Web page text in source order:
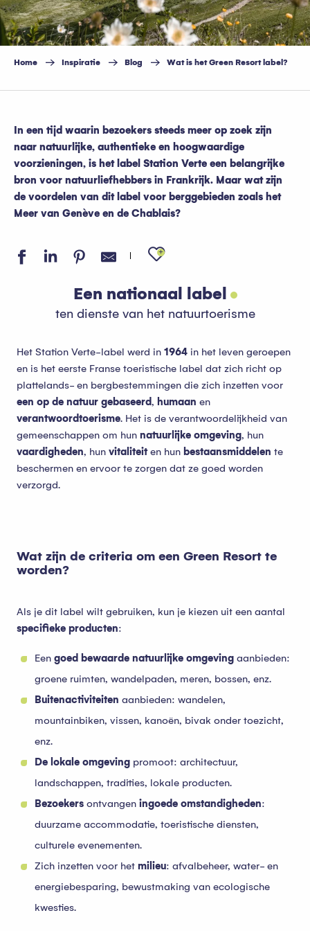
Home Inspiratie Blog Wat is het Green Resort label?
In een tijd waarin bezoekers steeds meer op zoek zijn
naar natuurlijke, authentieke en hoogwaardige
voorzieningen, is het label Station Verte een belangrijke
bron voor natuurliefhebbers in Frankrijk. Maar wat zijn
de voordelen van dit label voor berggebieden zoals het
Meer van Genève en de Chablais?
Ajouter aux
Een nationaal label
ten dienste van het natuurtoerisme
Het Station Verte-label werd in 1964 in het leven geroepen
en is het eerste Franse toeristische label dat zich richt op
plattelands- en bergbestemmingen die zich inzetten voor
een op de natuur gebaseerd, humaan en
verantwoordtoerisme. Het is de verantwoordelijkheid van
gemeenschappen om hun natuurlijke omgeving, hun
vaardigheden, hun vitaliteiten hun bestaansmiddelen te
beschermen en ervoor te zorgen dat ze goed worden
verzorgd.
Wat zijn de criteria om een Green Resort te
worden?
Als je dit label wilt gebruiken, kun je kiezen uit een aantal
specifieke producten:
Een goed bewaarde natuurlijke omgevingaanbieden:
groene ruimten, wandelpaden, meren, bossen, enz.
Buitenactiviteiten aanbieden: wandelen,
mountainbiken, vissen, kanoën, bivak onder toezicht,
enz.
De lokale omgevingpromoot: architectuur,
landschappen, tradities, lokale producten.
Bezoekersontvangen ingoede omstandigheden:
duurzame accommodatie, toeristische diensten,
culturele evenementen.
Zich inzetten voor het milieu: afvalbeheer, water- en
energiebesparing, bewustmaking van ecologische
kwesties.